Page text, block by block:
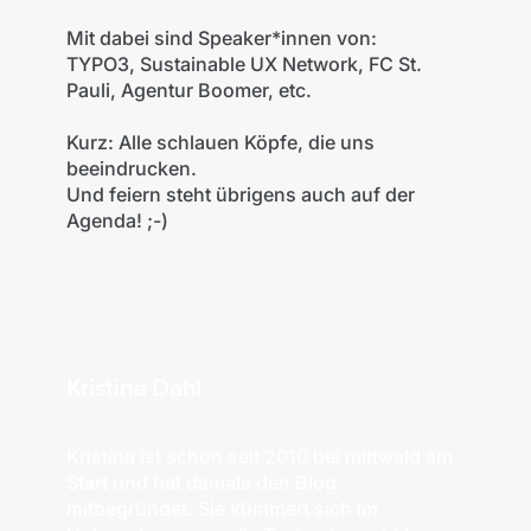
Mit dabei sind Speaker*innen von:
TYPO3, Sustainable UX Network, FC St.
Pauli, Agentur Boomer, etc.
Kurz: Alle schlauen Köpfe, die uns
beeindrucken.
Und feiern steht übrigens auch auf der
Agenda! ;-)